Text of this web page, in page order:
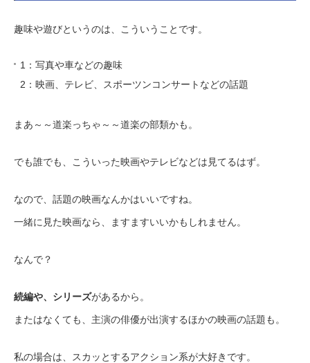
趣味や遊びというのは、こういうことです。
1：写真や車などの趣味
2：映画、テレビ、スポーツンコンサートなどの話題
まあ～～道楽っちゃ～～道楽の部類かも。
でも誰でも、こういった映画やテレビなどは見てるはず。
なので、話題の映画なんかはいいですね。
一緒に見た映画なら、ますますいいかもしれません。
なんで？
続編や、シリーズがあるから。
またはなくても、主演の俳優が出演するほかの映画の話題も。
私の場合は、スカッとするアクション系が大好きです。